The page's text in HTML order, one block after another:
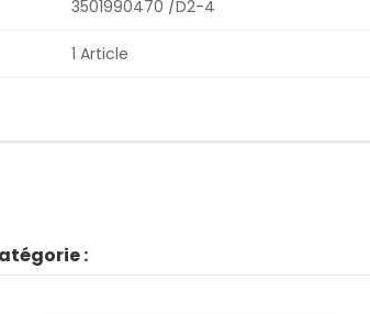
3501990470 /D2-4
1 Article
: